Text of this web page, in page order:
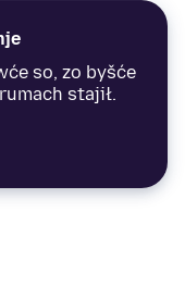
so, zo byšće
stajił.